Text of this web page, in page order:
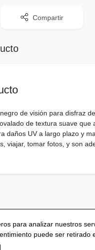
Compartir
de visión para disfraz
de textura suave
daños UV a largo plazo y
viajar, tomar fotos, y son
para analizar nuestros
puede ser